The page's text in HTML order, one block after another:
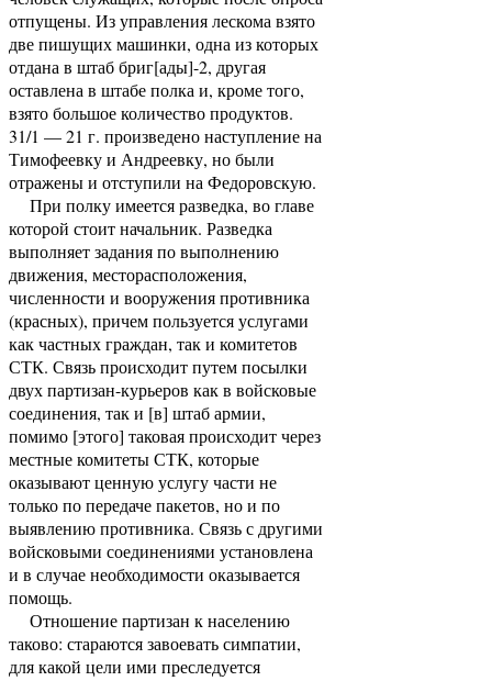
отпущены. Из управления лескома взято
две пишущих машинки, одна из которых
отдана в штаб бриг[ады]-2, другая
оставлена в штабе полка и, кроме того,
взято большое количество продуктов.
31/1 — 21 г. произведено наступление на
Тимофеевку и Андреевку, но были
отражены и отступили на Федоровскую.
При полку имеется разведка, во главе
которой стоит начальник. Разведка
выполняет задания по выполнению
движения, месторасположения,
численности и вооружения противника
(красных), причем пользуется услугами
как частных граждан, так и комитетов
СТК. Связь происходит путем посылки
двух партизан-курьеров как в войсковые
соединения, так и [в] штаб армии,
помимо [этого] таковая происходит через
местные комитеты СТК, которые
оказывают ценную услугу части не
только по передаче пакетов, но и по
выявлению противника. Связь с другими
войсковыми соединениями установлена
и в случае необходимости оказывается
помощь.
Отношение партизан к населению
таково: стараются завоевать симпатии,
для какой цели ими преследуется